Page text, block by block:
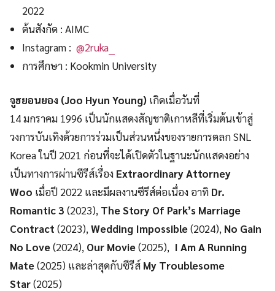
2022
ต้นสังกัด : AIMC
Instagram :@2ruka__
การศึกษา : Kookmin University
จูฮยอนยอง (Joo Hyun Young) เกิดเมื่อวันที่
14 มกราคม 1996 เป็นนักแสดงสัญชาติเกาหลีที่เริ่มต้นเข้าสู่
วงการบันเทิงด้วยการร่วมเป็นส่วนหนึ่งของรายการตลก SNL
Korea ในปี 2021 ก่อนที่จะได้เปิดตัวในฐานะนักแสดงอย่าง
เป็นทางการผ่านซีรีส์เรื่อง Extraordinary Attorney
Woo เมื่อปี 2022 และมีผลงานซีรีส์ต่อเนื่อง อาทิ Dr.
Romantic 3 (2023), The Story Of Park’s Marriage
Contract (2023), Wedding Impossible(2024), No Gain
No Love(2024), Our Movie(2025), I Am A Running
Mate(2025) และล่าสุดกับซีรีส์ My Troublesome
Star(2025)